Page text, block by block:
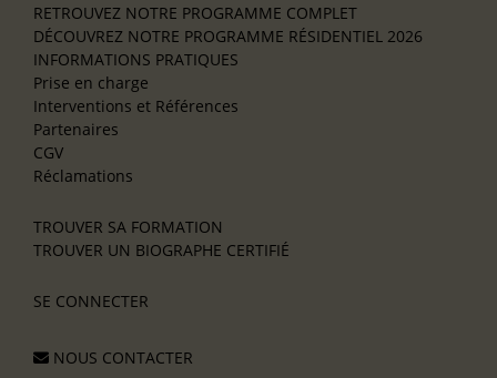
RETROUVEZ NOTRE PROGRAMME COMPLET
DÉCOUVREZ NOTRE PROGRAMME RÉSIDENTIEL 2026
INFORMATIONS PRATIQUES
Prise en charge
Interventions et Références
Partenaires
CGV
Réclamations
TROUVER SA FORMATION
TROUVER UN BIOGRAPHE CERTIFIÉ
SE CONNECTER
NOUS CONTACTER